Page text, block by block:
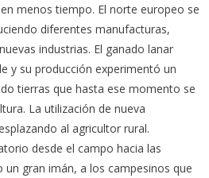
menos tiempo. El norte europeo se
diferentes manufacturas,
industrias. El ganado lanar
y su producción experimentó un
tierras que hasta ese momento se
La utilización de nueva
al agricultor rural.
desde el campo hacia las
gran imán, a los campesinos que